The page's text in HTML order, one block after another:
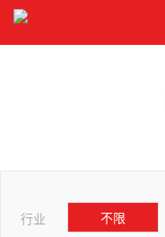
行业 不限